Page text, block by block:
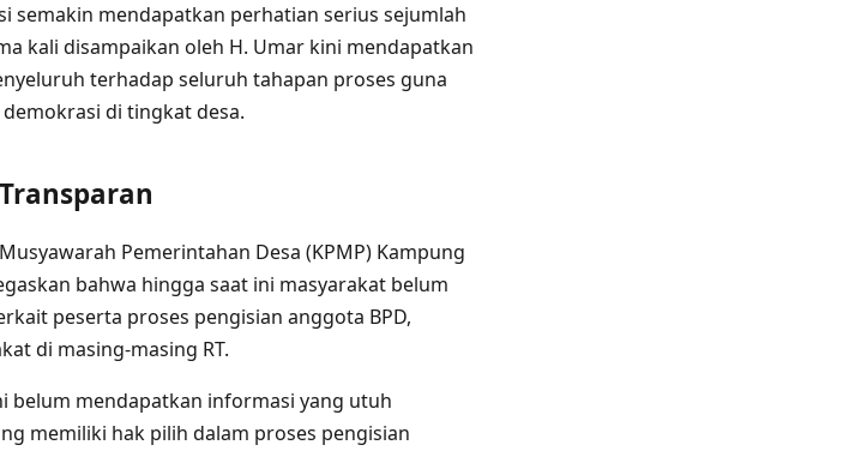
semakin mendapatkan perhatian serius sejumlah
kali disampaikan oleh H. Umar kini mendapatkan
terhadap seluruh tahapan proses guna
di tingkat desa.
Pemerintahan Desa (KPMP) Kampung
bahwa hingga saat ini masyarakat belum
peserta proses pengisian anggota BPD,
di masing-masing RT.
belum mendapatkan informasi yang utuh
memiliki hak pilih dalam proses pengisian